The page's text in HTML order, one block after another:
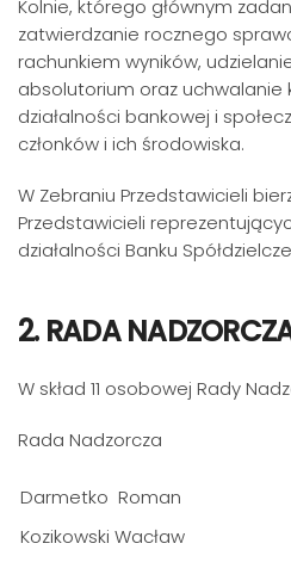
Kolnie, którego głównym
zatwierdzanie rocznego
rachunkiem wyników,
absolutorium oraz uchwalanie
działalności bankowej i
członków i ich środowiska.
W Zebraniu Przedstawicieli
Przedstawicieli
działalności Banku
2. RADA
W skład 11 osobowej Rady
Rada Nadzorcza
Darmetko Roman
Kozikowski Wacław